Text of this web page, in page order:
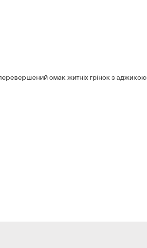
смак житніх грінок з аджикою